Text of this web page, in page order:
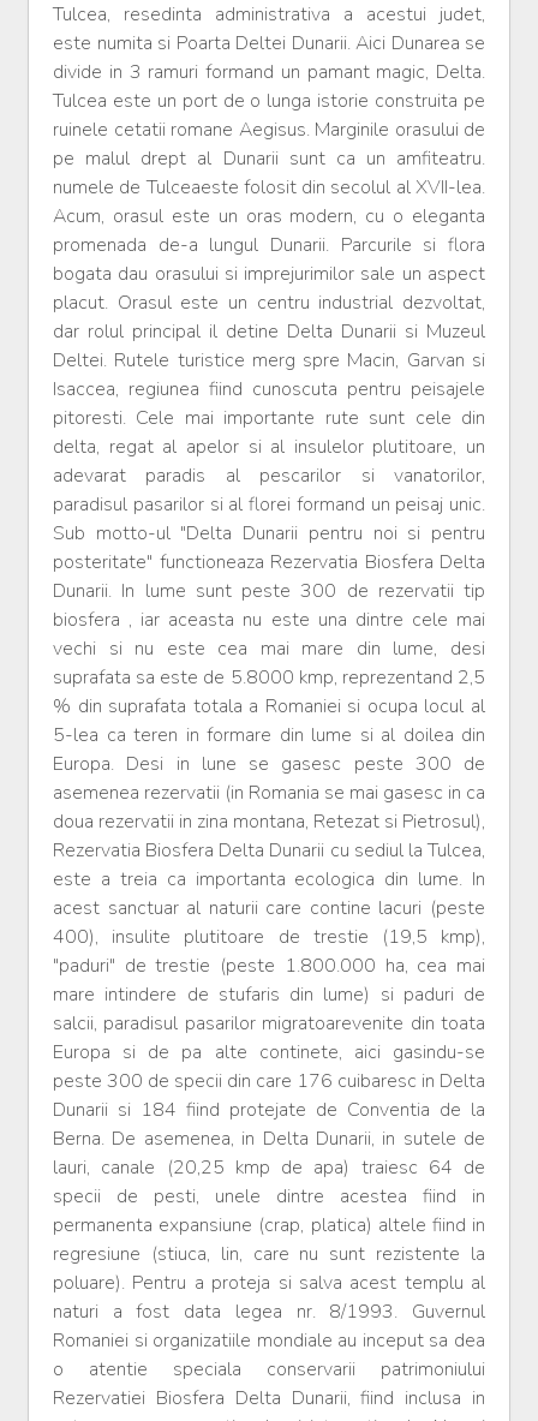
Tulcea, resedinta administrativa a acestui judet,
este numita si Poarta Deltei Dunarii. Aici Dunarea se
divide in 3 ramuri formand un pamant magic, Delta.
Tulcea este un port de o lunga istorie construita pe
ruinele cetatii romane Aegisus. Marginile orasului de
pe malul drept al Dunarii sunt ca un amfiteatru.
numele de Tulceaeste folosit din secolul al XVII-lea.
Acum, orasul este un oras modern, cu o eleganta
promenada de-a lungul Dunarii. Parcurile si flora
bogata dau orasului si imprejurimilor sale un aspect
placut. Orasul este un centru industrial dezvoltat,
dar rolul principal il detine Delta Dunarii si Muzeul
Deltei. Rutele turistice merg spre Macin, Garvan si
Isaccea, regiunea fiind cunoscuta pentru peisajele
pitoresti. Cele mai importante rute sunt cele din
delta, regat al apelor si al insulelor plutitoare, un
adevarat paradis al pescarilor si vanatorilor,
paradisul pasarilor si al florei formand un peisaj unic.
Sub motto-ul "Delta Dunarii pentru noi si pentru
posteritate" functioneaza Rezervatia Biosfera Delta
Dunarii. In lume sunt peste 300 de rezervatii tip
biosfera , iar aceasta nu este una dintre cele mai
vechi si nu este cea mai mare din lume, desi
suprafata sa este de 5.8000 kmp, reprezentand 2,5
% din suprafata totala a Romaniei si ocupa locul al
5-lea ca teren in formare din lume si al doilea din
Europa. Desi in lune se gasesc peste 300 de
asemenea rezervatii (in Romania se mai gasesc in ca
doua rezervatii in zina montana, Retezat si Pietrosul),
Rezervatia Biosfera Delta Dunarii cu sediul la Tulcea,
este a treia ca importanta ecologica din lume. In
acest sanctuar al naturii care contine lacuri (peste
400), insulite plutitoare de trestie (19,5 kmp),
"paduri" de trestie (peste 1.800.000 ha, cea mai
mare intindere de stufaris din lume) si paduri de
salcii, paradisul pasarilor migratoarevenite din toata
Europa si de pa alte continete, aici gasindu-se
peste 300 de specii din care 176 cuibaresc in Delta
Dunarii si 184 fiind protejate de Conventia de la
Berna. De asemenea, in Delta Dunarii, in sutele de
lauri, canale (20,25 kmp de apa) traiesc 64 de
specii de pesti, unele dintre acestea fiind in
permanenta expansiune (crap, platica) altele fiind in
regresiune (stiuca, lin, care nu sunt rezistente la
poluare). Pentru a proteja si salva acest templu al
naturi a fost data legea nr. 8/1993. Guvernul
Romaniei si organizatiile mondiale au inceput sa dea
o atentie speciala conservarii patrimoniului
Rezervatiei Biosfera Delta Dunarii, fiind inclusa in